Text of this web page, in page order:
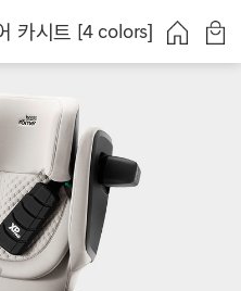
카시트 [4 colors]